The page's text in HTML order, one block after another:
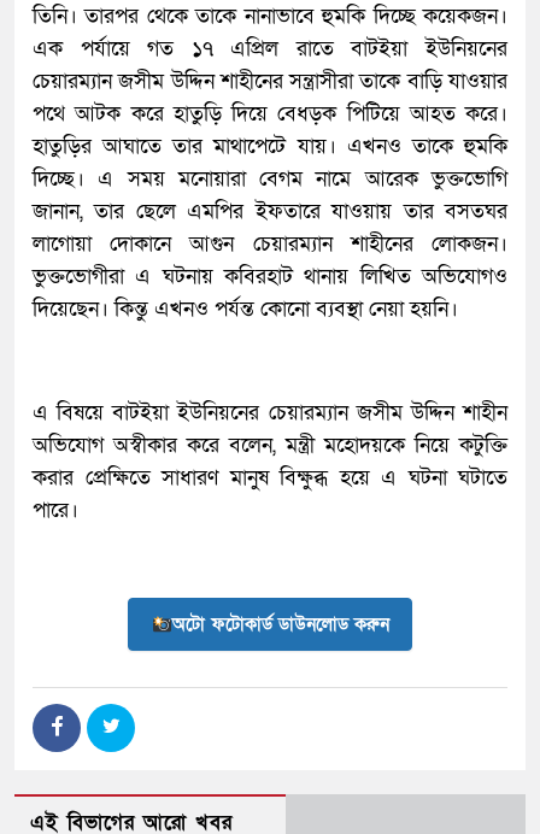
তিনি। তারপর থেকে তাকে নানাভাবে হুমকি দিচ্ছে কয়েকজন।
এক পর্যায়ে গত ১৭ এপ্রিল রাতে বাটইয়া ইউনিয়নের
চেয়ারম্যান জসীম উদ্দিন শাহীনের সন্ত্রাসীরা তাকে বাড়ি যাওয়ার
পথে আটক করে হাতুড়ি দিয়ে বেধড়ক পিটিয়ে আহত করে।
হাতুড়ির আঘাতে তার মাথাপেটে যায়। এখনও তাকে হুমকি
দিচ্ছে। এ সময় মনোয়ারা বেগম নামে আরেক ভুক্তভোগি
জানান, তার ছেলে এমপির ইফতারে যাওয়ায় তার বসতঘর
লাগোয়া দোকানে আগুন চেয়ারম্যান শাহীনের লোকজন।
ভুক্তভোগীরা এ ঘটনায় কবিরহাট থানায় লিখিত অভিযোগও
দিয়েছেন। কিন্তু এখনও পর্যন্ত কোনো ব্যবস্থা নেয়া হয়নি।
এ বিষয়ে বাটইয়া ইউনিয়নের চেয়ারম্যান জসীম উদ্দিন শাহীন
অভিযোগ অস্বীকার করে বলেন, মন্ত্রী মহোদয়কে নিয়ে কটুক্তি
করার প্রেক্ষিতে সাধারণ মানুষ বিক্ষুব্ধ হয়ে এ ঘটনা ঘটাতে
পারে।
অটো ফটোকার্ড ডাউনলোড করুন
এই বিভাগের আরো খবর